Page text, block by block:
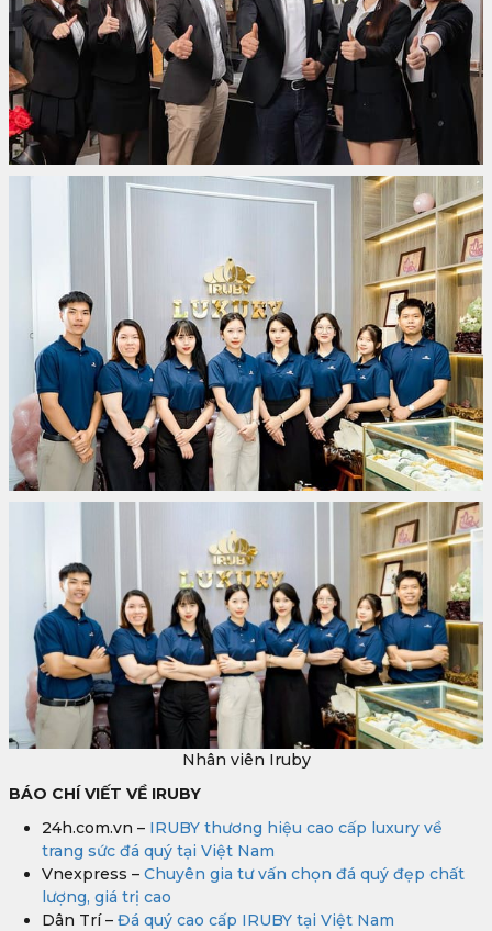
Nhân viên Iruby
BÁO CHÍ VIẾT VỀ IRUBY
24h.com.vn – IRUBY thương hiệu cao cấp luxury về
trang sức đá quý tại Việt Nam
Vnexpress – Chuyên gia tư vấn chọn đá quý đẹp chất
lượng, giá trị cao
Dân Trí – Đá quý cao cấp IRUBY tại Việt Nam